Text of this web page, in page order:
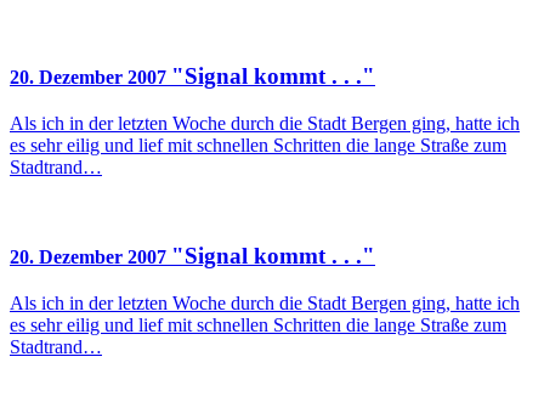
20. Dezember 2007 "Signal kommt . . ."
Als ich in der letzten Woche durch die Stadt Bergen ging, hatte ich
es sehr eilig und lief mit schnellen Schritten die lange Straße zum
Stadtrand…
20. Dezember 2007 "Signal kommt . . ."
Als ich in der letzten Woche durch die Stadt Bergen ging, hatte ich
es sehr eilig und lief mit schnellen Schritten die lange Straße zum
Stadtrand…